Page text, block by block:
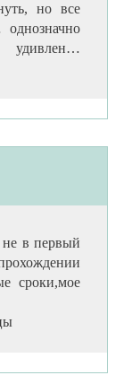
но все
удивлен…
в первый
сроки,мое